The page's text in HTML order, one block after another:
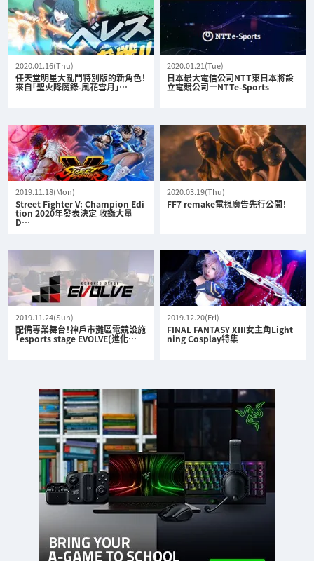
2020.01.16(Thu)
任天堂明星大亂鬥特別版的新角色！
來自「聖火降魔錄-風花雪月」…
2020.01.21(Tue)
日本最大電信公司NTT東日本將設
立電競公司—NTTe-Sports
2019.11.18(Mon)
Street Fighter V: Champion Edi
tion 2020年發表決定 收錄大量
D…
2020.03.19(Thu)
FF7 remake電視廣告先行公開！
2019.11.24(Sun)
配備專業舞台！神戶市灘區電競設施
「esports stage EVOLVE(進化…
2019.12.20(Fri)
FINAL FANTASY XIII女主角Light
ning Cosplay特集